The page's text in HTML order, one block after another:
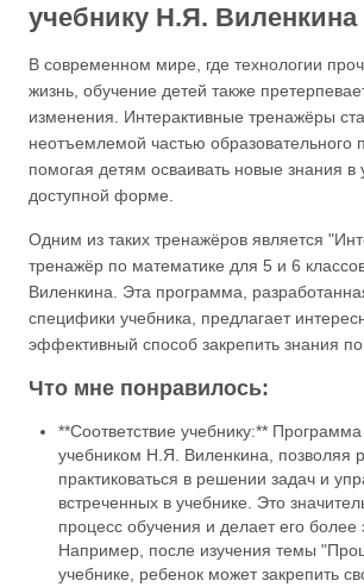
учебнику Н.Я. Виленкина
В современном мире, где технологии
жизнь, обучение детей также
изменения. Интерактивные тренажёры
неотъемлемой частью образовательного
помогая детям осваивать новые знания в
доступной форме.
Одним из таких тренажёров является
тренажёр по математике для 5 и 6
Виленкина. Эта программа,
специфики учебника, предлагает
эффективный способ закрепить знания
Что мне понравилось:
**Соответствие учебнику:**
учебником Н.Я. Виленкина, позволяя
практиковаться в решении задач и
встреченных в учебнике. Это
процесс обучения и делает его
Например, после изучения темы
учебнике, ребенок может закрепить